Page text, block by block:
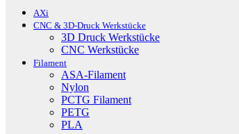
AXi
CNC & 3D-Druck Werkstücke
3D Druck Werkstücke
CNC Werkstücke
Filament
ASA-Filament
Nylon
PCTG Filament
PETG
PLA